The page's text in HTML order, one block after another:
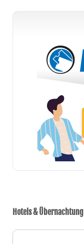
Hotels & Übernachtung